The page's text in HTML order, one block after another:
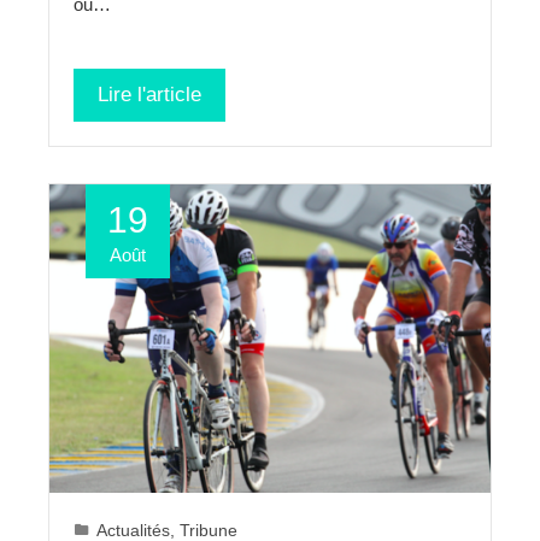
Lire l'article
19
Août
Actualités Tribune